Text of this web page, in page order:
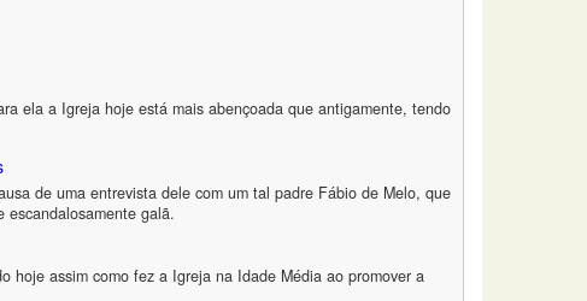
ela a Igreja hoje está mais abençoada que antigamente, tendo
de uma entrevista dele com um tal padre Fábio de Melo, que
escandalosamente galã.
hoje assim como fez a Igreja na Idade Média ao promover a